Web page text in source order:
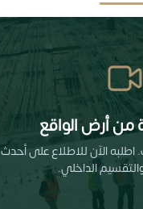
من أرض الواقع
اطلبه الآن للاطلاع على أحدث
الداخلي.